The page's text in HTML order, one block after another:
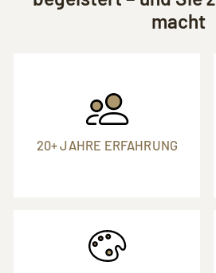
macht
20+ JAHRE ERFAHRUNG